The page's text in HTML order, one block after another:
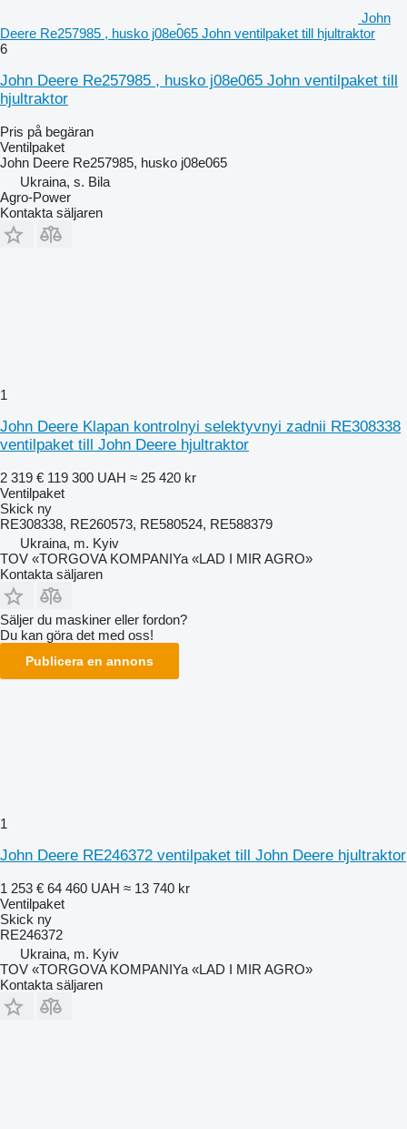
John
Deere Re257985 , husko j08e065 John ventilpaket till hjultraktor
6
John Deere Re257985 , husko j08e065 John ventilpaket till
hjultraktor
Pris på begäran
Ventilpaket
John Deere Re257985, husko j08e065
Ukraina, s. Bila
Agro-Power
Kontakta säljaren
1
John Deere Klapan kontrolnyi selektyvnyi zadnii RE308338
ventilpaket till John Deere hjultraktor
2 319 € 119 300 UAH ≈ 25 420 kr
Ventilpaket
Skick ny
RE308338, RE260573, RE580524, RE588379
Ukraina, m. Kyiv
TOV «TORGOVA KOMPANIYa «LAD I MIR AGRO»
Kontakta säljaren
Säljer du maskiner eller fordon?
Du kan göra det med oss!
Publicera en annons
1
John Deere RE246372 ventilpaket till John Deere hjultraktor
1 253 € 64 460 UAH ≈ 13 740 kr
Ventilpaket
Skick ny
RE246372
Ukraina, m. Kyiv
TOV «TORGOVA KOMPANIYa «LAD I MIR AGRO»
Kontakta säljaren